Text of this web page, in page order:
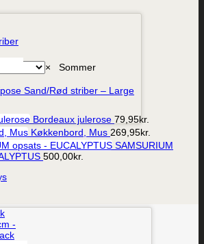
Sand/Rød striber – Large
× Sommer
Bordeaux julerose 79,95kr.
Køkkenbord, Mus 269,95kr.
SAMSURIUM
500,00kr.